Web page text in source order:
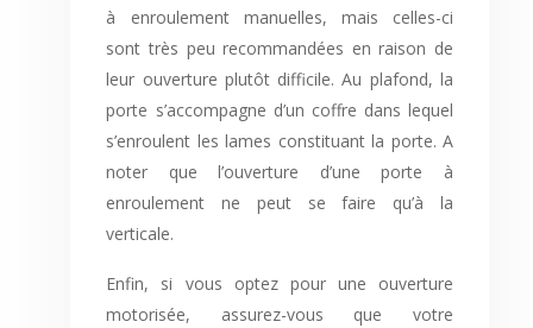
à enroulement manuelles, mais celles-ci
sont très peu recommandées en raison de
leur ouverture plutôt difficile. Au plafond, la
porte s’accompagne d’un coffre dans lequel
s’enroulent les lames constituant la porte. A
noter que l’ouverture d’une porte à
enroulement ne peut se faire qu’à la
verticale.
Enfin, si vous optez pour une ouverture
motorisée, assurez-vous que votre